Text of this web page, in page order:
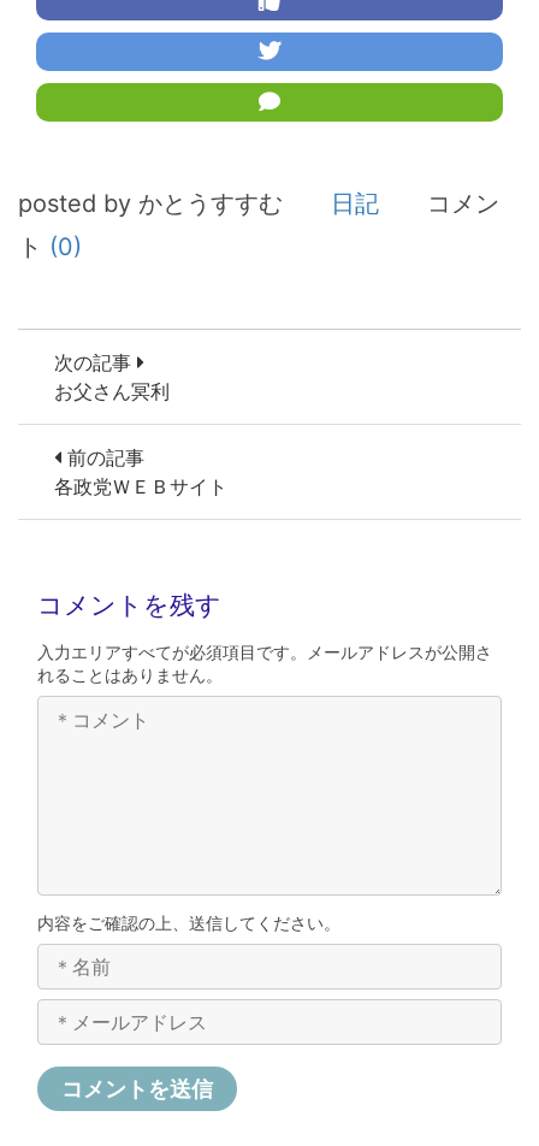
posted by かとうすすむ 日記
コメン
ト (0)
次の記事
お父さん冥利
前の記事
各政党ＷＥＢサイト
コメントを残す
入力エリアすべてが必須項目です。メールアドレスが公開さ
れることはありません。
内容をご確認の上、送信してください。